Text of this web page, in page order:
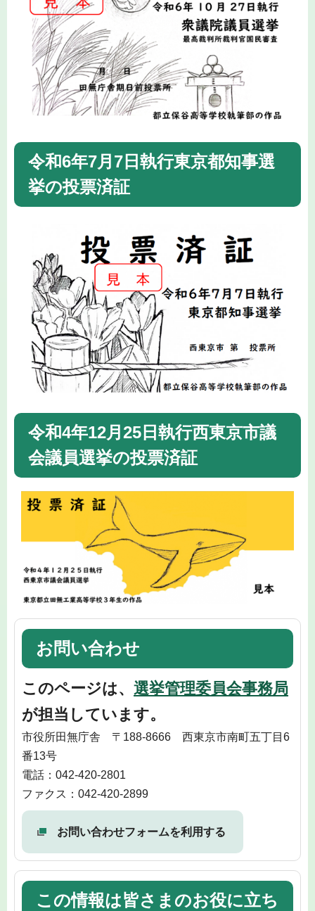
令和6年7月7日執行東京都知事選
挙の投票済証
令和4年12月25日執行西東京市議
会議員選挙の投票済証
お問い合わせ
このページは、 選挙管理委員会事務局
が担当しています。
市役所田無庁舎 〒188-8666 西東京市南町五丁目6
番13号
電話：042-420-2801
ファクス：042-420-2899
お問い合わせフォームを利用する
この情報は皆さまのお役に立ち